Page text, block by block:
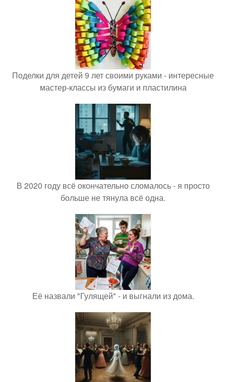
Поделки для детей 9 лет своими руками - интересные
мастер-классы из бумаги и пластилина
В 2020 году всё окончательно сломалось - я просто
больше не тянула всё одна.
Её назвали "Гулящей" - и выгнали из дома.